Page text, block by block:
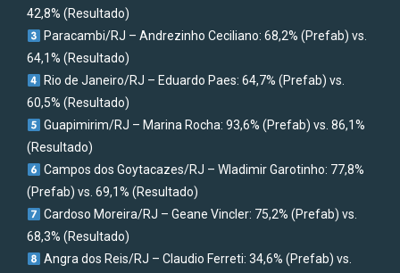
42,8% (Resultado)
Paracambi/RJ – Andrezinho Ceciliano: 68,2% (Prefab) vs.
64,1% (Resultado)
Rio de Janeiro/RJ – Eduardo Paes: 64,7% (Prefab) vs.
60,5% (Resultado)
Guapimirim/RJ – Marina Rocha: 93,6% (Prefab) vs. 86,1%
(Resultado)
Campos dos Goytacazes/RJ – Wladimir Garotinho: 77,8%
(Prefab) vs. 69,1% (Resultado)
Cardoso Moreira/RJ – Geane Vincler: 75,2% (Prefab) vs.
68,3% (Resultado)
Angra dos Reis/RJ – Claudio Ferreti: 34,6% (Prefab) vs.